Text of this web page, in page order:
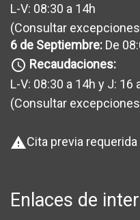
L-V: 08:30 a 14h
(Consultar excepciones
6 de Septiembre: De
query_builder Recaudaciones:
L-V: 08:30 a 14h y J: 16
(Consultar excepciones
warningCita previa requerida
Enlaces de